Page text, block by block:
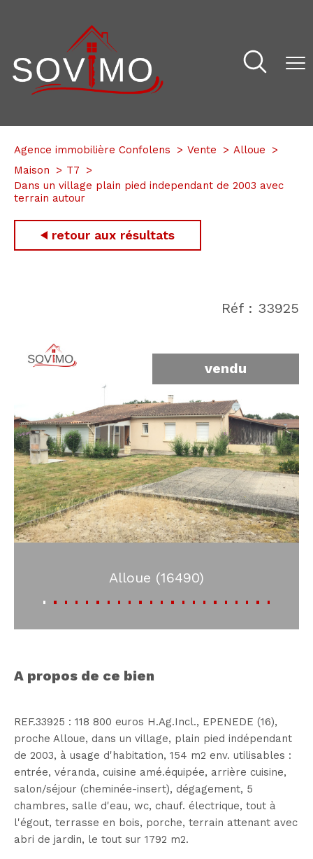
Agence immobilière Confolens Vente
Alloue
Maison
T7
Dans un village plain pied independant de 2003 avec
terrain autour
retour aux résultats
Réf : 33925
vendu
Alloue (16490)
a propos de ce bien
REF.33925 : 118 800 euros H.Ag.Incl., EPENEDE (16),
proche Alloue, dans un village, plain pied indépendant
de 2003, à usage d'habitation, 154 m2 env. utilisables :
entrée, véranda, cuisine amé.équipée, arrière cuisine,
salon/séjour (cheminée-insert), dégagement, 5
chambres, salle d'eau, wc, chauf. électrique, tout à
l'égout, terrasse en bois, porche, terrain attenant avec
abri de jardin, le tout sur 1792 m2.